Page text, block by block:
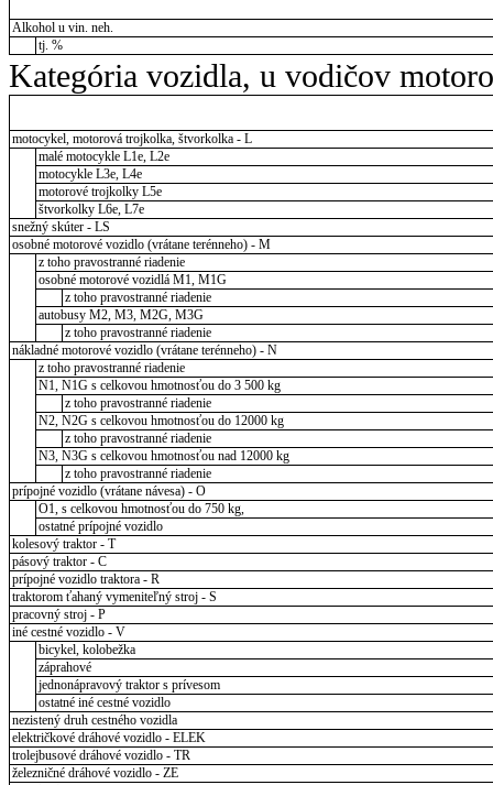
Alkohol u vin. neh.
tj. %
Kategória vozidla, u vodičov
motocykel, motorová trojkolka, štvorkolka - L
malé motocykle L1e, L2e
motocykle L3e, L4e
motorové trojkolky L5e
štvorkolky L6e, L7e
snežný skúter - LS
osobné motorové vozidlo (vrátane terénneho) - M
z toho pravostranné riadenie
osobné motorové vozidlá M1, M1G
z toho pravostranné riadenie
autobusy M2, M3, M2G, M3G
z toho pravostranné riadenie
nákladné motorové vozidlo (vrátane terénneho) - N
z toho pravostranné riadenie
N1, N1G s celkovou hmotnosťou do 3 500 kg
z toho pravostranné riadenie
N2, N2G s celkovou hmotnosťou do 12000 kg
z toho pravostranné riadenie
N3, N3G s celkovou hmotnosťou nad 12000 kg
z toho pravostranné riadenie
prípojné vozidlo (vrátane návesa) - O
O1, s celkovou hmotnosťou do 750 kg,
ostatné prípojné vozidlo
kolesový traktor - T
pásový traktor - C
prípojné vozidlo traktora - R
traktorom ťahaný vymeniteľný stroj - S
pracovný stroj - P
iné cestné vozidlo - V
bicykel, kolobežka
záprahové
jednonápravový traktor s prívesom
ostatné iné cestné vozidlo
nezistený druh cestného vozidla
električkové dráhové vozidlo - ELEK
trolejbusové dráhové vozidlo - TR
železničné dráhové vozidlo - ZE